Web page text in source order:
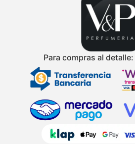
Para compras al detalle: